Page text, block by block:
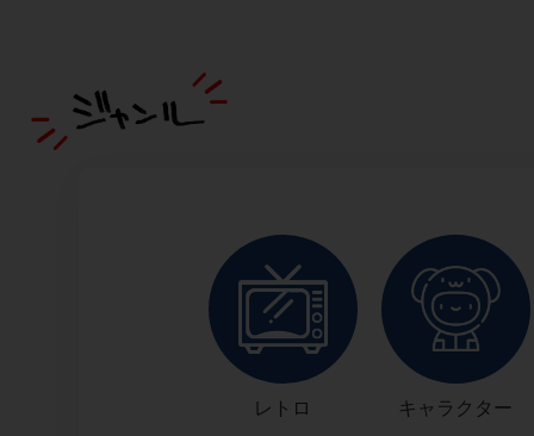
レトロ キャラクター